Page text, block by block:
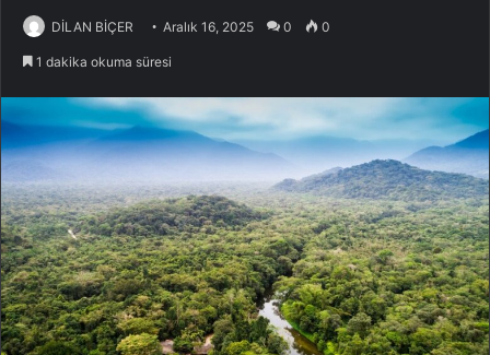
DİLAN BİÇER Aralık 16, 2025 0 0
1 dakika okuma süresi